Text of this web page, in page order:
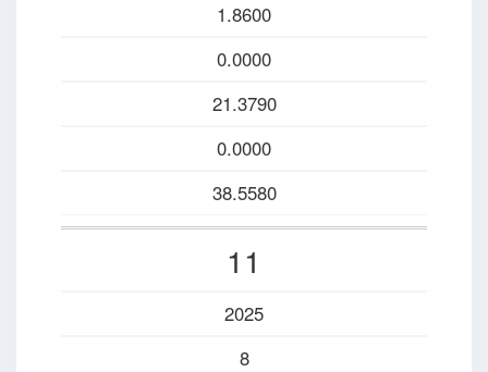
1.8600
0.0000
21.3790
0.0000
38.5580
11
2025
8